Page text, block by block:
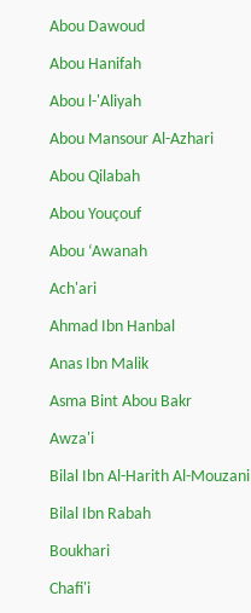
Abou Dawoud
Abou Hanifah
Abou l-'Aliyah
Abou Mansour Al-Azhari
Abou Qilabah
Abou Youçouf
Abou ‘Awanah
Ach'ari
Ahmad Ibn Hanbal
Anas Ibn Malik
Asma Bint Abou Bakr
Awza'i
Bilal Ibn Al-Harith Al-Mouzani
Bilal Ibn Rabah
Boukhari
Chafi'i